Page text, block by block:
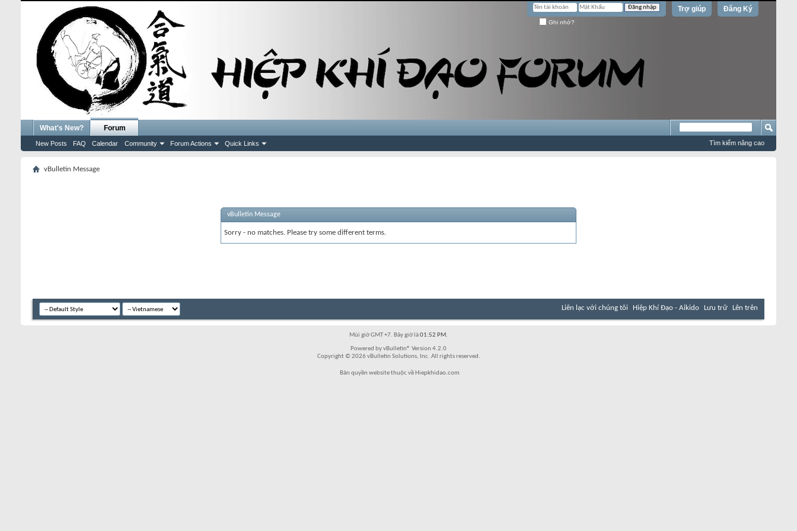
Đăng Ký
Trợ giúp
Ghi nhớ?
What's New? Forum
New Posts FAQ Calendar Community Forum Actions Quick Links Tìm kiếm nâng cao
vBulletin Message
vBulletin Message
Sorry - no matches. Please try some different terms.
Liên lạc với chúng tôi Hiệp Khí Đạo - Aikido Lưu trữ Lên trên
Múi giờ GMT +7. Bây giờ là01:52 PM.
Powered by vBulletin® Version 4.2.0
Copyright © 2026 vBulletin Solutions, Inc. All rights reserved.
Bản quyền website thuộc về Hiepkhidao.com